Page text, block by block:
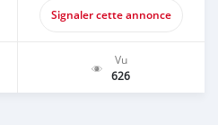
Signaler cette annonce
Vu
626